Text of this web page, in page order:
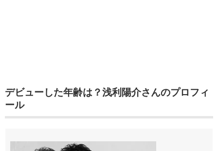
デビューした年齢は？浅利陽介さんのプロフィ
ール